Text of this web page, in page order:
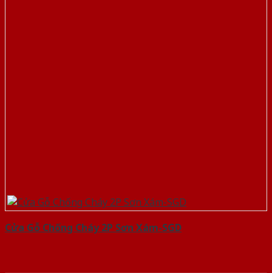
Cửa Gỗ Chống Cháy 2P Sơn Xám-SGD